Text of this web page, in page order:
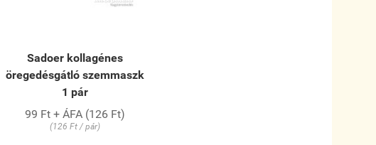
Sadoer kollagénes
öregedésgátló szemmaszk
1 pár
99 Ft + ÁFA (126 Ft)
(126 Ft / pár)